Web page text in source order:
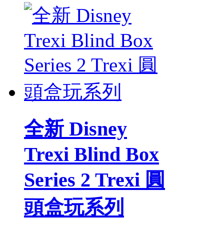
全新 Disney
Trexi Blind Box
Series 2 Trexi 圓
頭盒玩系列